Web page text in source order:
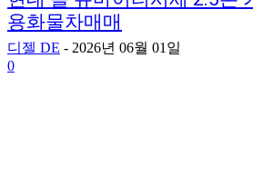
용화물차매매
디젤 DE - 2026년 06월 01일
0